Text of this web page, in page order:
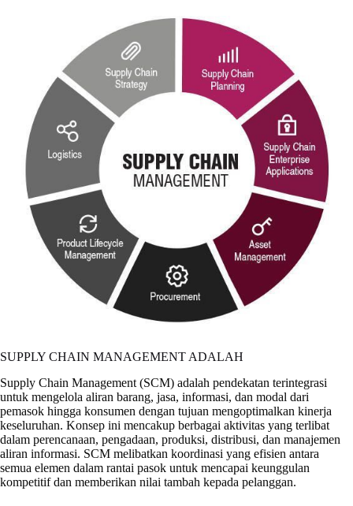
SUPPLY CHAIN MANAGEMENT ADALAH
Supply Chain Management (SCM) adalah pendekatan terintegrasi
untuk mengelola aliran barang, jasa, informasi, dan modal dari
pemasok hingga konsumen dengan tujuan mengoptimalkan kinerja
keseluruhan. Konsep ini mencakup berbagai aktivitas yang terlibat
dalam perencanaan, pengadaan, produksi, distribusi, dan manajemen
aliran informasi. SCM melibatkan koordinasi yang efisien antara
semua elemen dalam rantai pasok untuk mencapai keunggulan
kompetitif dan memberikan nilai tambah kepada pelanggan.